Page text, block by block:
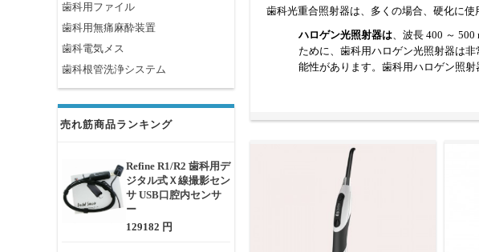
歯科用ファイル
歯科用無痛麻酔装置
歯科電気メス
歯科根管洗浄システム
売れ筋商品ランキング
Refine R1/R2 歯科用デ
ジタル式Ｘ線撮影セン
サ USB口腔内センサ
ー
129182 円
歯科光重合照射器は、多くの場合、硬化に使
ハロゲン光照射器は、波長 400 ～
ために、歯科用ハロゲン光照射器は
能性があります。歯科用ハロゲン照
軽量で、歯科用修復
射器に比べて静かな操作、コードレ
ヒントがあります。ほとんどのLED
プラズマ光照射器は
プラズマアーク
プラズマ光照射器には、スロープ、
速硬化用に設計された別のオプション
診療用の光重合照射器を選択する際に考慮す
あなたの歯科医院に適用する光照射器を選